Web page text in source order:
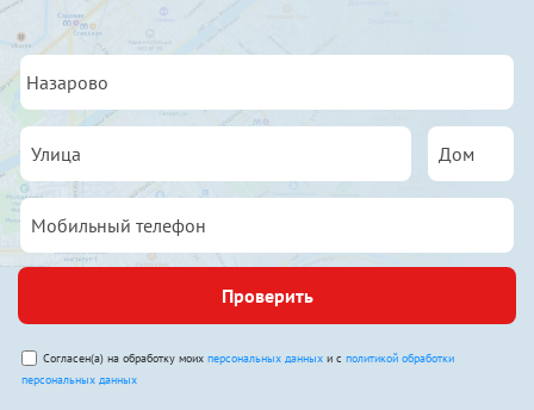
Проверить
Согласен(а) на обработку моих персональных данных и с политикой обработки
персональных данных